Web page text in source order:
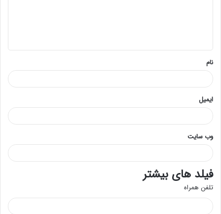
*
نام
ایمیل
وب‌ سایت
فیلد های بیشتر
تلفن همراه